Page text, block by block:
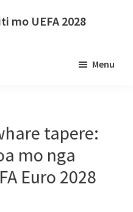
mo UEFA 2028
Menu
tapere:
mo nga
Euro 2028